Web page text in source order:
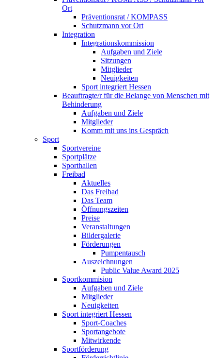
Ort
Präventionsrat / KOMPASS
Schutzmann vor Ort
Integration
Integrationskommission
Aufgaben und Ziele
Sitzungen
Mitglieder
Neuigkeiten
Sport integriert Hessen
Beauftragte/r für die Belange von Menschen mit
Behinderung
Aufgaben und Ziele
Mitglieder
Komm mit uns ins Gespräch
Sport
Sportvereine
Sportplätze
Sporthallen
Freibad
Aktuelles
Das Freibad
Das Team
Öffnungszeiten
Preise
Veranstaltungen
Bildergalerie
Förderungen
Pumpentausch
Auszeichnungen
Public Value Award 2025
Sportkommision
Aufgaben und Ziele
Mitglieder
Neuigkeiten
Sport integriert Hessen
Sport-Coaches
Sportangebote
Mitwirkende
Sportförderung